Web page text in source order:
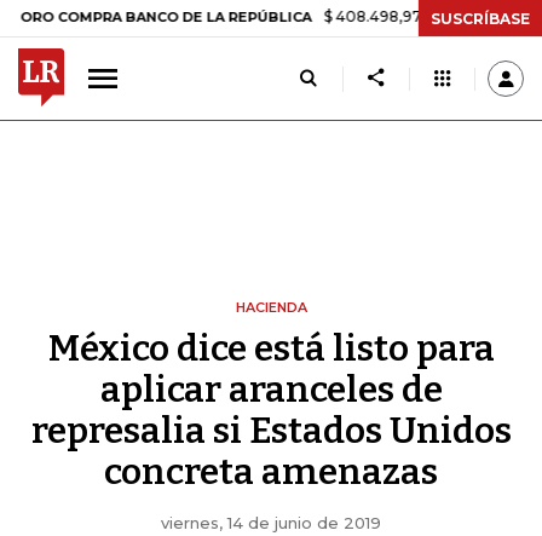
BANCO DE LA REPÚBLICA $ 408.498,97 +$ 8.753,81 +2,19%
SUSCRÍBASE
HACIENDA
México dice está listo para
aplicar aranceles de
represalia si Estados Unidos
concreta amenazas
viernes, 14 de junio de 2019